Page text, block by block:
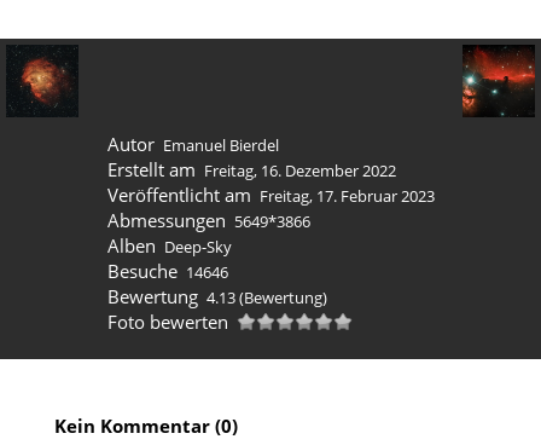
Autor Emanuel Bierdel
Erstellt am Freitag, 16. Dezember 2022
Veröffentlicht am Freitag, 17. Februar 2023
Abmessungen 5649*3866
Alben Deep-Sky
Besuche 14646
Bewertung 4.13(Bewertung)
Foto bewerten
Kein Kommentar (0)